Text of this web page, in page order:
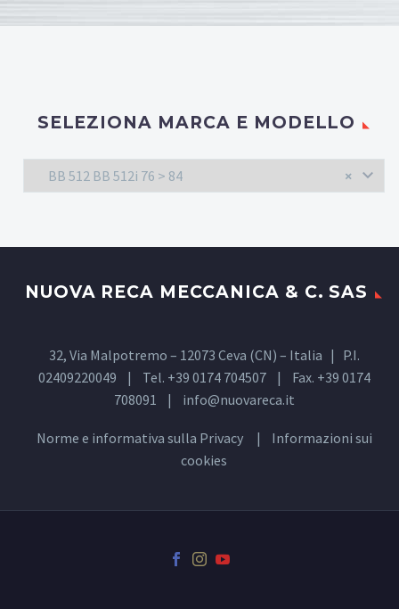
SELEZIONA MARCA E MODELLO
×
BB 512 BB 512i 76 > 84
NUOVA RECA MECCANICA & C. SAS
32, Via Malpotremo – 12073 Ceva (CN) – Italia | P.I.
02409220049 | Tel. +39 0174 704507 | Fax. +39 0174
708091 | info@nuovareca.it
Norme e informativa sulla Privacy| Informazioni sui
cookies